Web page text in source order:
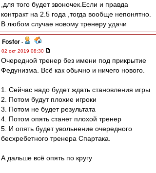
,для того будет звоночек.Если и правда
контракт на 2.5 года ,тогда вообще непонятно.
В любом случае новому тренеру удачи
Fosfor -
02 окт 2019 08:30
Очередной тренер без имени под прикрытие
Федунизма. Всё как обычно и ничего нового.
1. Сейчас надо будет ждать становления игры
2. Потом будут плохие игроки
3. Потом не будет результата
4. Потом опять станет плохой тренер
5. И опять будет увольнение очередного
бесхребетного тренера Спартака.
А дальше всё опять по кругу